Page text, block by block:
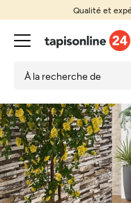
Qualité et